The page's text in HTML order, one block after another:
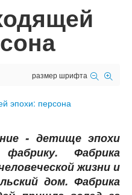
размер шрифта
- детище эпохи
Фабрика
жизни и
дом. Фабрика